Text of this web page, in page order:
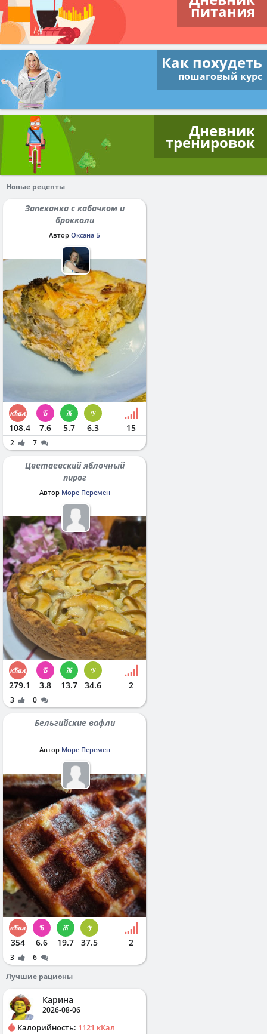
питания
Как похудеть
пошаговый курс
Дневник
тренировок
Новые рецепты
Запеканка с кабачком и
брокколи
Автор Оксана Б
108.4 7.6 5.7 6.3 15
2 7
Цветаевский яблочный
пирог
Автор Море Перемен
279.1 3.8 13.7 34.6 2
3 0
Бельгийские вафли
Автор Море Перемен
354 6.6 19.7 37.5 2
3
6
Лучшие рационы
Карина
2026-08-06
Калорийность: 1121 кКал